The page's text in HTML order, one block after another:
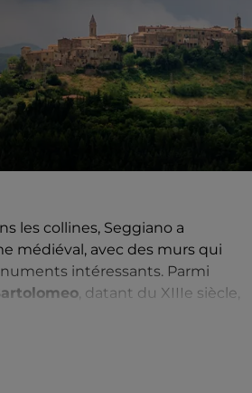
les collines, Seggiano a
médiéval, avec des murs qui
intéressants. Parmi
, datant du XIIIe siècle,